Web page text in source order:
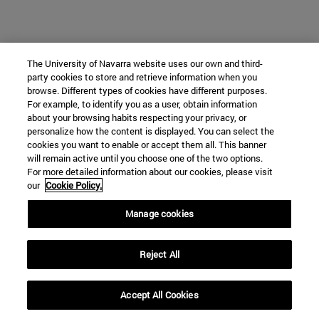
The University of Navarra website uses our own and third-
party cookies to store and retrieve information when you
browse. Different types of cookies have different purposes.
For example, to identify you as a user, obtain information
about your browsing habits respecting your privacy, or
personalize how the content is displayed. You can select the
cookies you want to enable or accept them all. This banner
will remain active until you choose one of the two options.
For more detailed information about our cookies, please visit
our Cookie Policy.
Manage cookies
Reject All
Accept All Cookies